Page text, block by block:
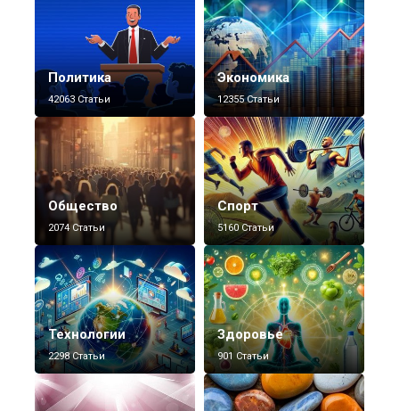
Политика
42063 Статьи
Экономика
12355 Статьи
Общество
2074 Статьи
Спорт
5160 Статьи
Технологии
2298 Статьи
Здоровье
901 Статьи